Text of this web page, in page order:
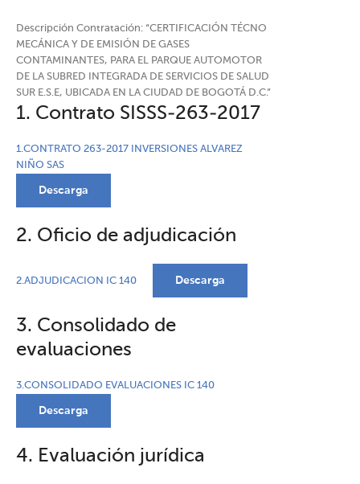
Descripción Contratación: “CERTIFICACIÓN TÉCNO
MECÁNICA Y DE EMISIÓN DE GASES
CONTAMINANTES, PARA EL PARQUE AUTOMOTOR
DE LA SUBRED INTEGRADA DE SERVICIOS DE SALUD
SUR E.S.E, UBICADA EN LA CIUDAD DE BOGOTÁ D.C.”
1. Contrato SISSS-263-2017
1.CONTRATO 263-2017 INVERSIONES ALVAREZ
NIÑO SAS
Descarga
2. Oficio de adjudicación
2.ADJUDICACION IC 140 Descarga
3. Consolidado de
evaluaciones
3.CONSOLIDADO EVALUACIONES IC 140
Descarga
4. Evaluación jurídica